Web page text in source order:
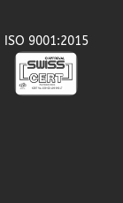
ISO 9001:2015